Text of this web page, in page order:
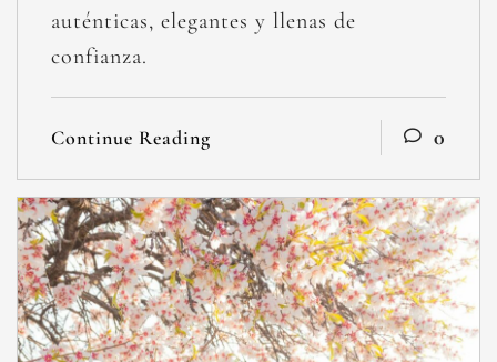
auténticas, elegantes y llenas de
confianza.
Continue Reading 0